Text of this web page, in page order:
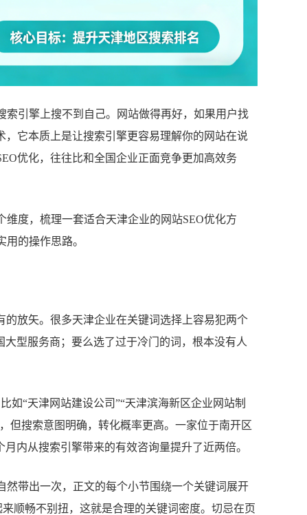
引擎上搜不到自己。网站做得再好，如果用户找
它本质上是让搜索引擎更容易理解你的网站在说
优化，往往比和全国企业正面竞争更加高效务
度，梳理一套适合天津企业的网站SEO优化方
的操作思路。
放矢。很多天津企业在关键词选择上容易犯两个
型服务商；要么选了过于冷门的词，根本没有人
如“天津网站建设公司”“天津滨海新区企业网站制
但搜索意图明确，转化概率更高。一家位于南开区
内从搜索引擎带来的有效咨询量提升了近两倍。
带出一次，正文的每个小节围绕一个关键词展开
顺畅不别扭，这就是合理的关键词密度。切忌在页